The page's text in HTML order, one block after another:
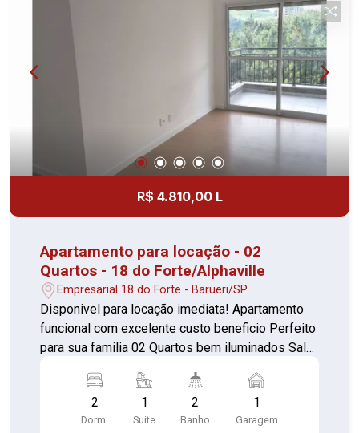
R$ 4.810,00 L
Apartamento para locação - 02
Quartos - 18 do Forte/Alphaville
Empresarial 18 do Forte - Barueri/SP
Disponivel para locação imediata! Apartamento
funcional com excelente custo beneficio Perfeito
para sua familia 02 Quartos bem iluminados Sala
Banheiros, sendo 1 da suíte com box e gabinete
Lavanderia separada 01 Vaga de garagem Com
portaria 24 horas, elevador, academia, piscina,
2
Dorm.
1
Suite
2
Banho
1
Garagem